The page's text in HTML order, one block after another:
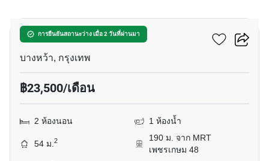
การยืนยันสถานะว่าง เมื่อ 2 วันที่ผ่านมา
เดอะ เบส เพชรเกษม
บางหว้า, กรุงเทพ
฿23,500/เดือน
2 ห้องนอน 1 ห้องน้ำ
54 ม.2
190 ม. จาก MRT
เพชรเกษม 48